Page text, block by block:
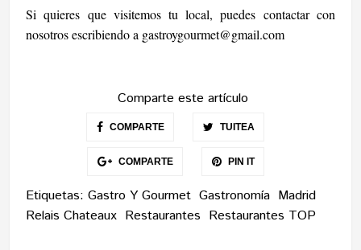
Si quieres que visitemos tu local, puedes contactar con
nosotros escribiendo a gastroygourmet@gmail.com
Comparte este artículo
COMPARTE TUITEA
COMPARTE PIN IT
Etiquetas:Gastro Y Gourmet Gastronomía Madrid
Relais Chateaux Restaurantes Restaurantes TOP